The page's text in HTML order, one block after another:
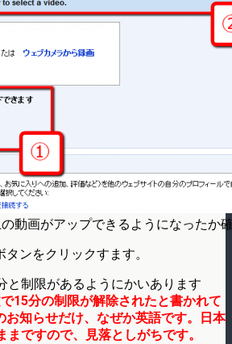
動画がアップできるようになったか
ンをクリックすます。
と制限があるようにかいあります
15分の制限が解除されたと書かれて
お知らせだけ、なぜか英語です。日本
ですので、見落としがちです。